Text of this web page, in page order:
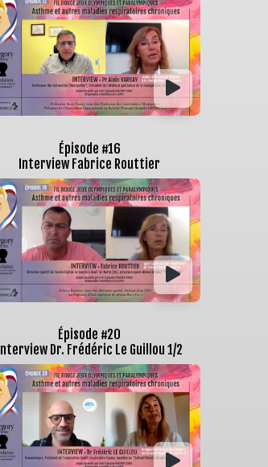
Épisode #16
Interview Fabrice Routtier
Épisode #20
Interview Dr. Frédéric Le Guillou 1/2